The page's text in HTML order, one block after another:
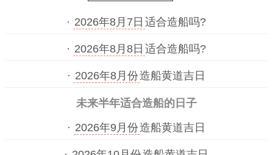
· 2026年8月7日 适合造船吗?
· 2026年8月8日 适合造船吗?
· 2026年8月份造船黄道吉日
未来半年适合造船的日子
· 2026年9月份造船黄道吉日